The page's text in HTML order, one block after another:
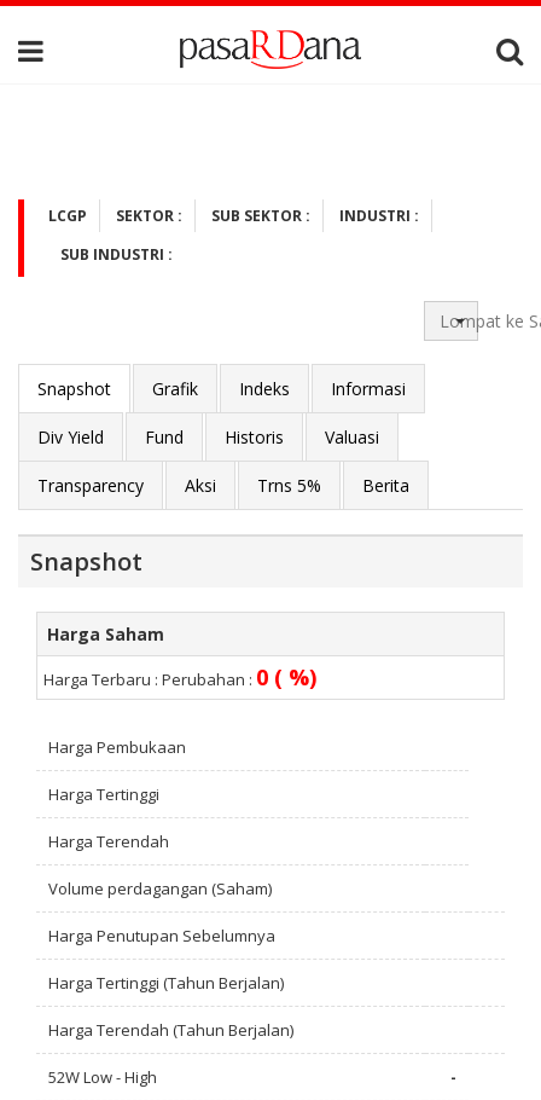
LCGP SEKTOR : SUB SEKTOR :
INDUSTRI :
SUB INDUSTRI :
Lompat ke
Snapshot Grafik Indeks Informasi
Div Yield Fund Historis Valuasi
Transparency Aksi Trns 5% Berita
Snapshot
Harga Saham
Harga Terbaru : Perubahan : 0 ( %)
Harga Pembukaan
Harga Tertinggi
Harga Terendah
Volume perdagangan (Saham)
Harga Penutupan Sebelumnya
Harga Tertinggi (Tahun Berjalan)
Harga Terendah (Tahun Berjalan)
52W Low - High -